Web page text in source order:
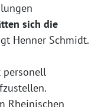
sich die
Henner Schmidt.
Rheinischen